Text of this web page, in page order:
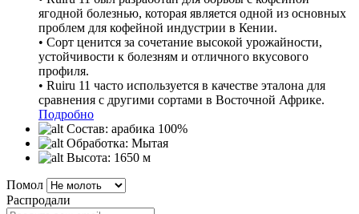
ягодной болезнью, которая является одной из основных
проблем для кофейной индустрии в Кении.
• Сорт ценится за сочетание высокой урожайности,
устойчивости к болезням и отличного вкусового
профиля.
• Ruiru 11 часто используется в качестве эталона для
сравнения с другими сортами в Восточной Африке.
Подробно
Состав: арабика 100%
Обработка: Мытая
Высота: 1650 м
Помол
Распродали